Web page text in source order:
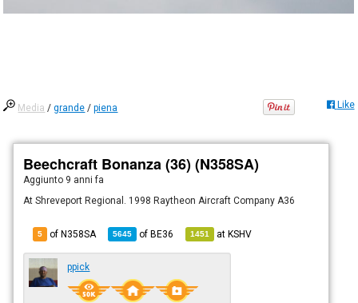
Media /grande /piena Like
Beechcraft Bonanza (36) (N358SA)
Aggiunto 9 anni fa
At Shreveport Regional. 1998 Raytheon Aircraft Company A36
5 of N358SA 5645 ofBE36 1451 atKSHV
ppick